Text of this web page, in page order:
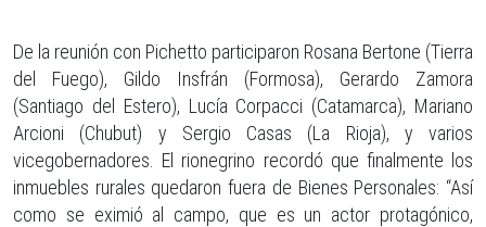
De la reunión con Pichetto participaron Rosana Bertone (Tierra
del Fuego), Gildo Insfrán (Formosa), Gerardo Zamora
(Santiago del Estero), Lucía Corpacci (Catamarca), Mariano
Arcioni (Chubut) y Sergio Casas (La Rioja), y varios
vicegobernadores. El rionegrino recordó que finalmente los
inmuebles rurales quedaron fuera de Bienes Personales: “Así
como se eximió al campo, que es un actor protagónico,